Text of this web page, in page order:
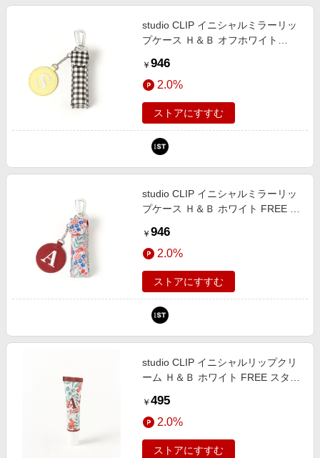
studio CLIP イニシャルミラーリッ
プケース Ｈ＆Ｂ オフホワイト
and ST アンドエスティ（旧ドット
エスティ）
￥ 946
2.0%
ストアにすすむ
studio CLIP イニシャルミラーリッ
プケース Ｈ＆Ｂ ホワイト FREE ス
ンドエスティ（旧ドットエスティ）
￥ 946
2.0%
ストアにすすむ
studio CLIP イニシャルリップクリ
ーム Ｈ＆Ｂ ホワイト FREE スタジ
エスティ（旧ドットエスティ）
￥ 495
2.0%
ストアにすすむ